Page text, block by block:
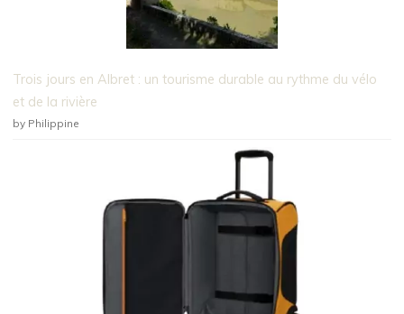
Trois jours en Albret : un tourisme durable au rythme du vélo
et de la rivière
by Philippine